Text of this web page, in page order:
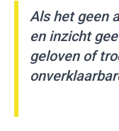
Als het geen
en inzicht
geloven of